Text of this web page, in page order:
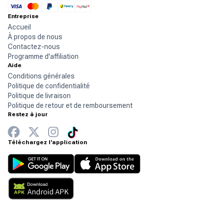
Entreprise
Accueil
À propos de nous
Contactez-nous
Programme d'affiliation
Aide
Conditions générales
Politique de confidentialité
Politique de livraison
Politique de retour et de remboursement
Restez à jour
Téléchargez l'application